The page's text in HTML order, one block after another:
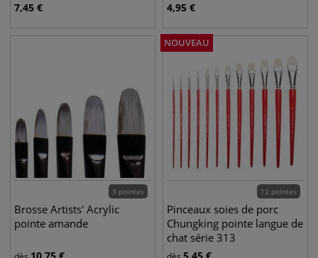
7,45 € 4,95 €
3 pointes
Brosse Artists' Acrylic
pointe amande
NOUVEAU
12 pointes
Pinceaux soies de porc
Chungking pointe langue de
chat série 313